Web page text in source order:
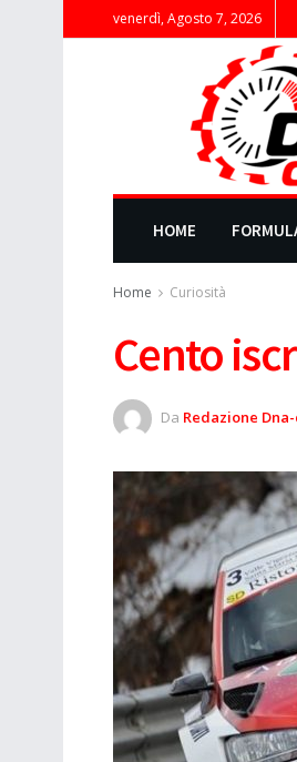
venerdì, Agosto 7, 2026
HOME
Home Curiosità
Cento
Da Redazione